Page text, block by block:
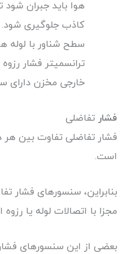
هوا باید جبران شود
کاذب جلوگیری
سطح شناور با
ترانسمیتر فشار
خارجی مخزن دارای
فشار تفاضلی
است.
بنابراین، سنسورهای فشار
مجزا با اتصالات لوله یا رزوه
بعضی از این سنسورهای فشار